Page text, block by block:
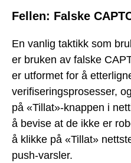
Fellen: Falske
En vanlig taktikk som
er bruken av falske
er utformet for å
verifiseringsprosesser,
på «Tillat»-knappen i
å bevise at de ikke er
å klikke på «Tillat»
push-varsler.